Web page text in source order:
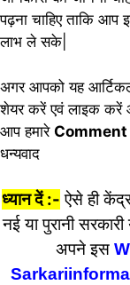
पढ़ना चाहिए ताकि
लाभ ले सके|
अगर आपको यह
शेयर करें एवं लाइक करें
आप हमारे Comment
धन्यवाद
ध्यान दें :- ऐसे ही
नई या पुरानी
अपने इस